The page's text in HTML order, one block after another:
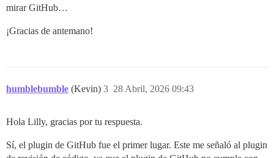
mirar GitHub…
¡Gracias de antemano!
humblebumble (Kevin) 28 Abril, 2026 09:43
3
Hola Lilly, gracias por tu respuesta.
Sí, el plugin de GitHub fue el primer lugar. Este me señaló al plugin